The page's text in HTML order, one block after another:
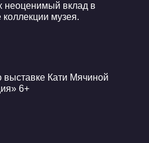
неоценимый вклад в
музея.
выставке Кати Мячиной
6+